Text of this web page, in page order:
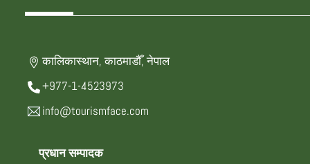
कालिकास्थान, काठमाडौँ, नेपाल
+977-1-4523973
info@tourismface.com
प्रधान सम्पादक